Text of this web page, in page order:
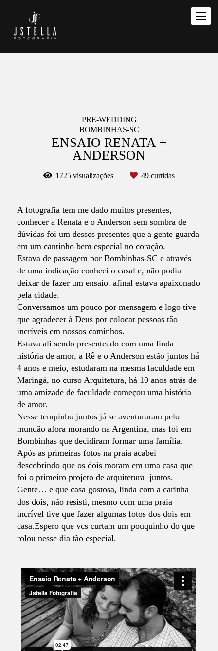
PRE-WEDDING
BOMBINHAS-SC
ENSAIO RENATA +
ANDERSON
1725 visualizações 49 curtidas
A fotografia tem me dado muitos presentes,
conhecer a Renata e o Anderson sem sombra de
dúvidas foi um desses presentes que a gente guarda
em um cantinho bem especial no coração.
Estava de passagem por Bombinhas-SC e através
de uma indicação conheci o casal e, não podia
deixar de fazer um ensaio, afinal estava apaixonado
pela cidade.
Conversamos um pouco por mensagem e logo tive
que agradecer à Deus por colocar pessoas tão
incríveis em nossos caminhos.
Estava ali sendo presenteado com uma linda
história de amor, a Rê e o Anderson estão juntos há
4 anos e meio, estudaram na mesma faculdade em
Maringá, no curso Arquitetura, há 10 anos atrás de
uma amizade de faculdade começou uma história
de amor.
Nesse tempinho juntos já se aventuraram pelo
mundão afora morando na Argentina, mas foi em
Bombinhas que decidiram formar uma família.
Após as primeiras fotos na praia acabei
descobrindo que os dois moram em uma casa que
foi o primeiro projeto de arquitetura juntos.
Gente… e que casa gostosa, linda com a carinha
dos dois, não resisti, mesmo com uma praia
incrível tive que fazer algumas fotos dos dois em
casa.Espero que vcs curtam um pouquinho do que
rolou nesse dia tão especial.